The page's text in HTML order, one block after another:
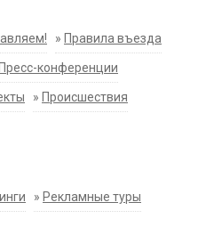
» Правила въезда
Пресс-конференции
» Происшествия
» Рекламные туры